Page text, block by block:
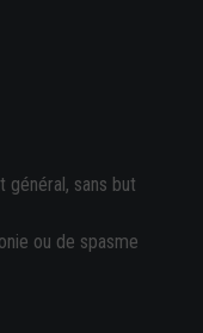
général, sans but
ou de spasme